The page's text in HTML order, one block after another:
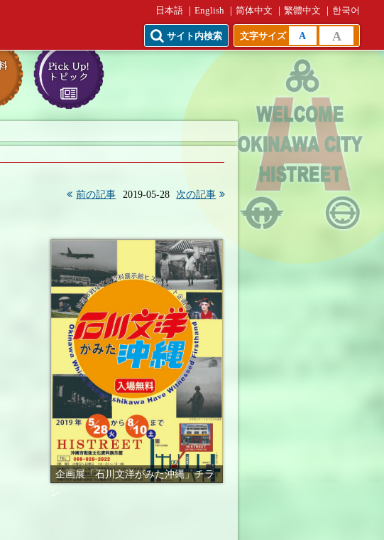
日本語 English 简体中文 繁體中文 한국어
サイト内検索 文字サイズ A A
前の記事 2019-05-28 次の記事
企画展「石川文洋がみた沖縄」チラ
シ